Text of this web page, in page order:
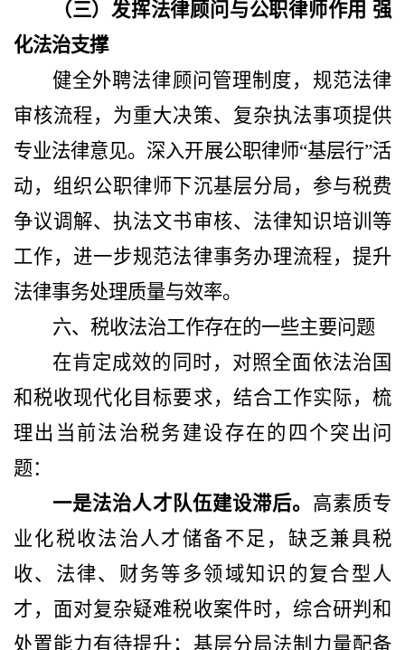
（三）发挥法律顾问与公职律师作用 强
化法治支撑
健全外聘法律顾问管理制度，规范法律
审核流程，为重大决策、复杂执法事项提供
专业法律意见。深入开展公职律师“基层行”活
动，组织公职律师下沉基层分局，参与税费
争议调解、执法文书审核、法律知识培训等
工作，进一步规范法律事务办理流程，提升
法律事务处理质量与效率。
六、税收法治工作存在的一些主要问题
在肯定成效的同时，对照全面依法治国
和税收现代化目标要求，结合工作实际，梳
理出当前法治税务建设存在的四个突出问
题：
一是法治人才队伍建设滞后。 高素质专
业化税收法治人才储备不足，缺乏兼具税
收、法律、财务等多领域知识的复合型人
才，面对复杂疑难税收案件时，综合研判和
处置能力有待提升；基层分局法制力量配备